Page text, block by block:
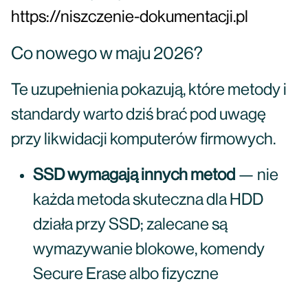
https://niszczenie-dokumentacji.pl
Co nowego w maju 2026?
Te uzupełnienia pokazują, które metody i
standardy warto dziś brać pod uwagę
przy likwidacji komputerów firmowych.
SSD wymagają innych metod — nie
każda metoda skuteczna dla HDD
działa przy SSD; zalecane są
wymazywanie blokowe, komendy
Secure Erase albo fizyczne